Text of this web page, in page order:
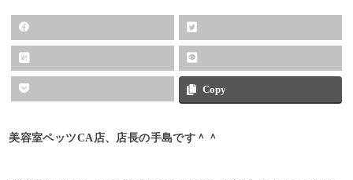
Copy
美容室ペッツCA店、店長の手島です＾＾